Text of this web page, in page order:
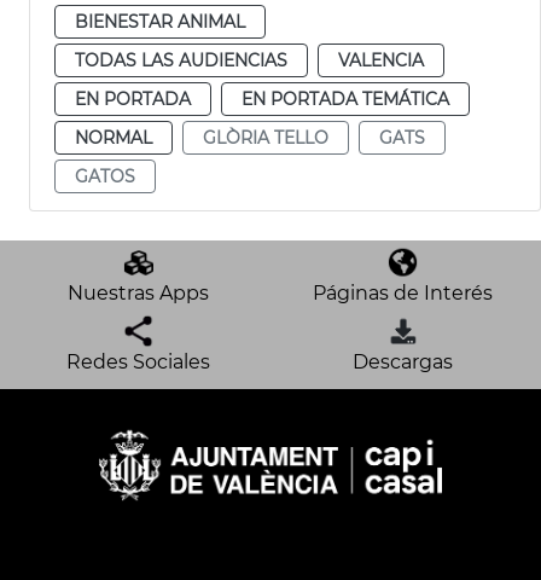
BIENESTAR ANIMAL
TODAS LAS AUDIENCIAS
VALENCIA
EN PORTADA
EN PORTADA TEMÁTICA
NORMAL
GLÒRIA TELLO
GATS
GATOS
Nuestras Apps Páginas de Interés
Redes Sociales Descargas